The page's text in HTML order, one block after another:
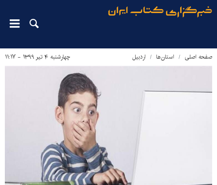
صفحه اصلی استان‌ها اردبیل چهارشنبه ۴ تیر ۱۳۹۹ - ۱۱:۱۷